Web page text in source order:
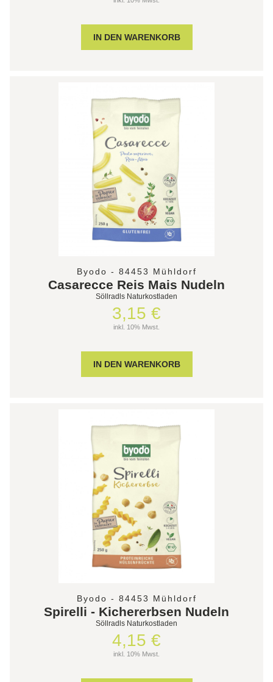
Byodo - 84453 Mühldorf
Casarecce Reis Mais Nudeln
Söllradls Naturkostladen
3,15 €
inkl. 10% Mwst.
Byodo - 84453 Mühldorf
Spirelli - Kichererbsen Nudeln
Söllradls Naturkostladen
4,15 €
inkl. 10% Mwst.